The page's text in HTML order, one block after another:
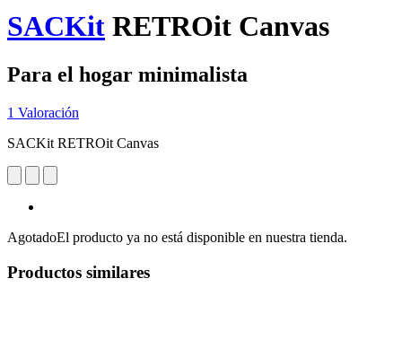
SACKit RETROit Canvas
Para el hogar minimalista
1 Valoración
SACKit RETROit Canvas
AgotadoEl producto ya no está disponible en nuestra tienda.
Productos similares